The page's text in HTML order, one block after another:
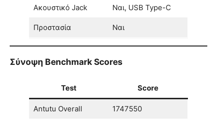
Ακουστικό Jack Ναι, USB Type-C
Προστασία Ναι
Σύνοψη Benchmark Scores
Test Score
Antutu Overall 1747550